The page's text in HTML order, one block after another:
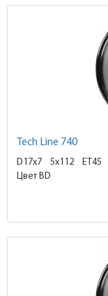
Tech Line 740
D17x7 5x112 ET45
Цвет BD